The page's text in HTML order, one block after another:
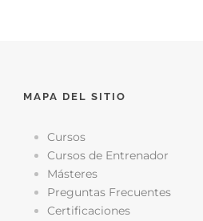
MAPA DEL SITIO
Cursos
Cursos de Entrenador
Másteres
Preguntas Frecuentes
Certificaciones